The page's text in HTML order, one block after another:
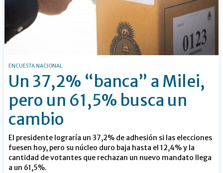
ENCUESTA NACIONAL
Un 37,2% “banca” a Milei,
pero un 61,5% busca un
cambio
El presidente lograría un 37,2% de adhesión si las elecciones
fuesen hoy, pero su núcleo duro baja hasta el 12,4% y la
cantidad de votantes que rechazan un nuevo mandato llega
a un 61,5%.